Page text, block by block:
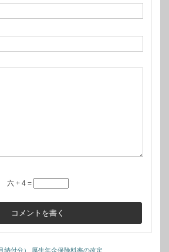
六 + 4 =
納付分） 厚生年金保険料率の改定